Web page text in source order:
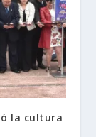
la cultura